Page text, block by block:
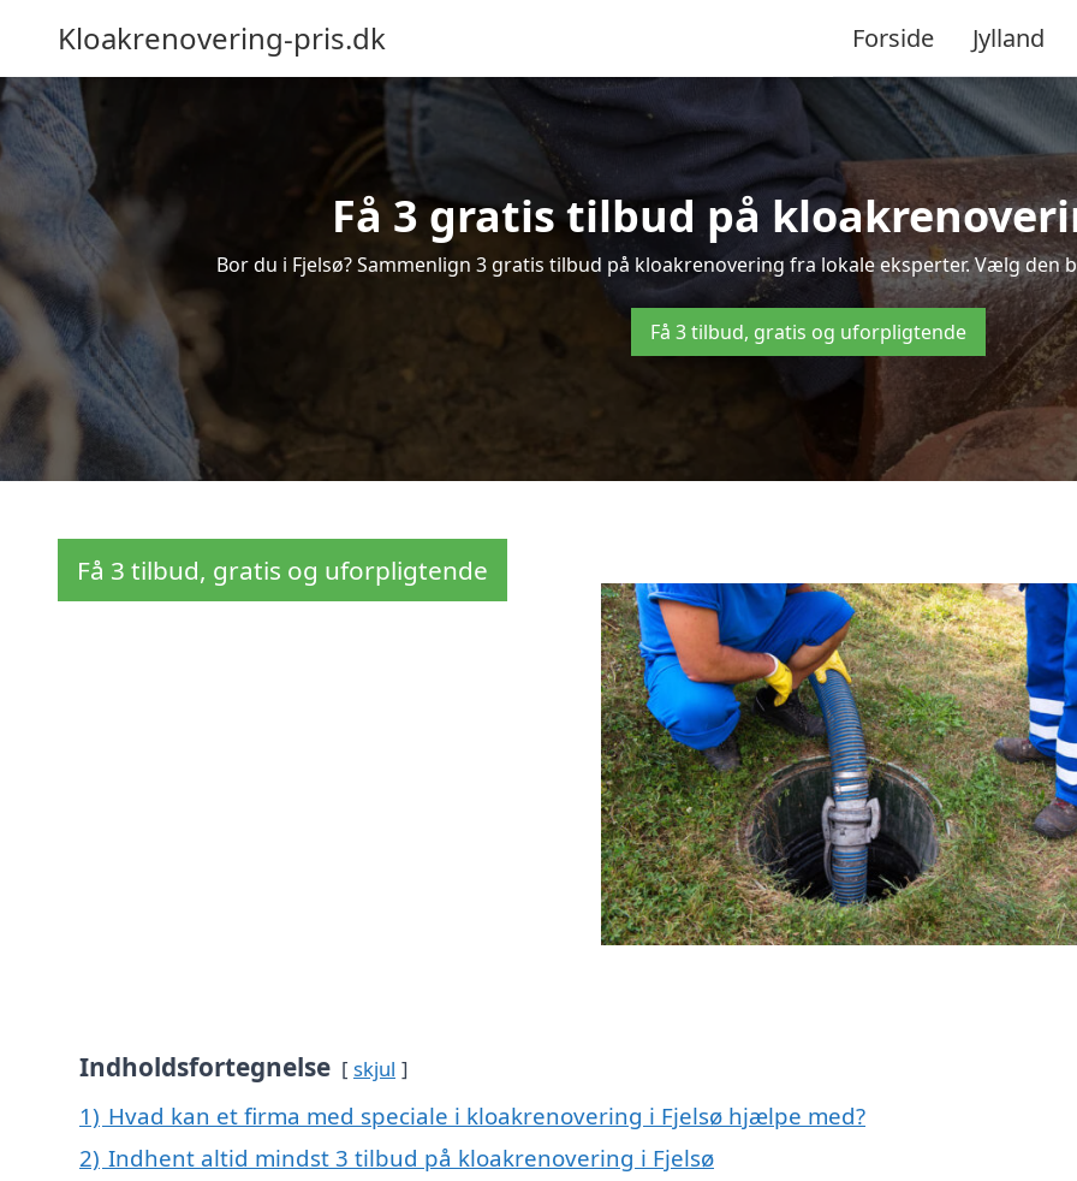
Kloakrenovering-pris.dk Forside Jylland
Få 3 gratis tilbud på
Bor du i Fjelsø? Sammenlign 3 gratis tilbud på kloakrenovering fra lokale eksperter. Vælg den
Få 3 tilbud, gratis og uforpligtende
Få 3 tilbud, gratis og uforpligtende
Indholdsfortegnelse skjul
1) Hvad kan et firma med speciale i kloakrenovering i Fjelsø hjælpe med?
2) Indhent altid mindst 3 tilbud på kloakrenovering i Fjelsø